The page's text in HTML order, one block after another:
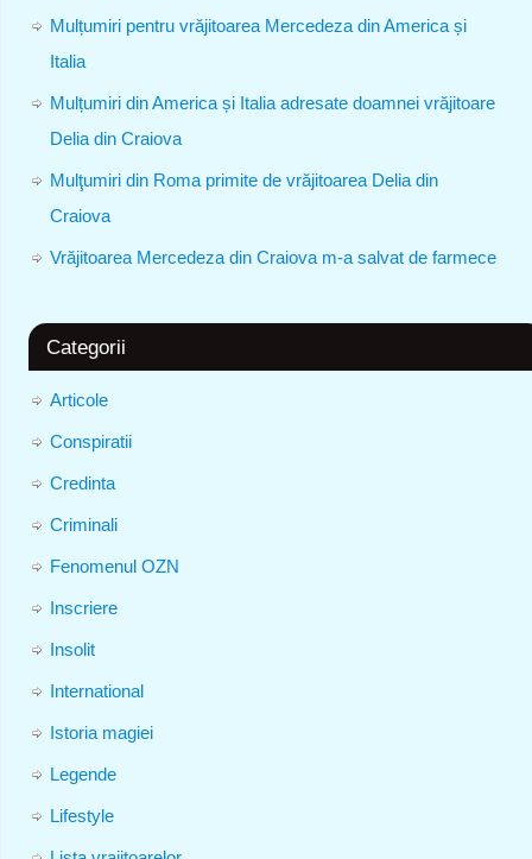
Mulțumiri pentru vrăjitoarea Mercedeza din America și
Italia
Mulțumiri din America și Italia adresate doamnei vrăjitoare
Delia din Craiova
Mulţumiri din Roma primite de vrăjitoarea Delia din
Craiova
Vrăjitoarea Mercedeza din Craiova m-a salvat de farmece
Categorii
Articole
Conspiratii
Credinta
Criminali
Fenomenul OZN
Inscriere
Insolit
International
Istoria magiei
Legende
Lifestyle